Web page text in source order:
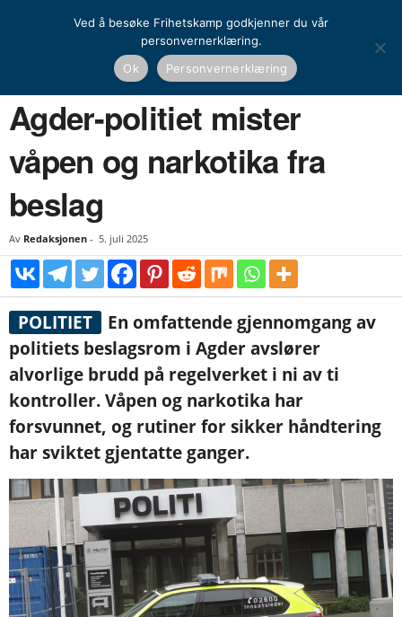
Norge Agder-politiet mister våpen og narkotika fra beslag
Agder-politiet mister
våpen og narkotika fra
beslag
Av Redaksjonen - 5. juli 2025
POLITIET
En omfattende gjennomgang av
politiets beslagsrom i Agder avslører
alvorlige brudd på regelverket i ni av ti
kontroller. Våpen og narkotika har
forsvunnet, og rutiner for sikker håndtering
har sviktet gjentatte ganger.
Ved å besøke Frihetskamp godkjenner du vår
personvernerklæring.
Ok
Personvernerklæring